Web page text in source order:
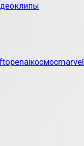
openaiкосмосmarvel